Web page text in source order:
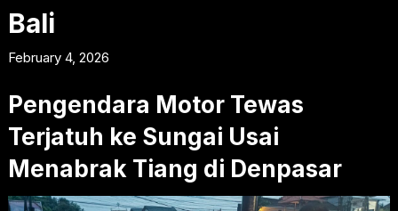
Bali
February 4, 2026
Pengendara Motor Tewas
Terjatuh ke Sungai Usai
Menabrak Tiang di Denpasar